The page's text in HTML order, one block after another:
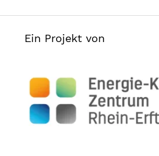
Ein Projekt von